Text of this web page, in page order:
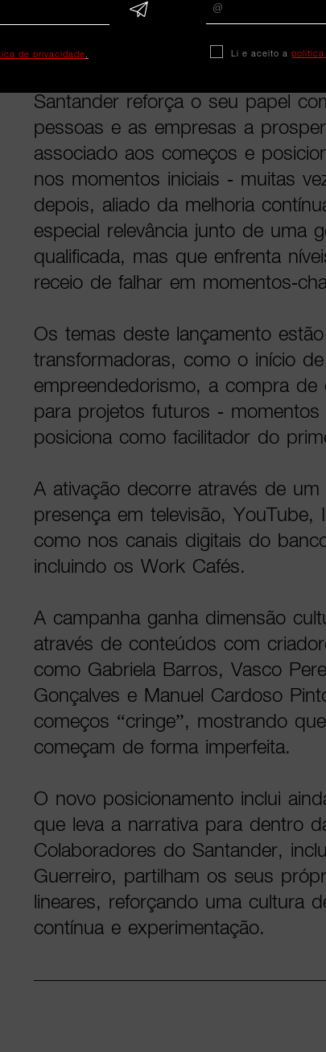
A campanha assume uma
começos perfeitos. É
momento para começar é
Santander reforça o seu papel
pessoas e as empresas a
associado aos começos e
nos momentos iniciais - muitas
depois, aliado da melhoria
especial relevância junto de uma
qualificada, mas que enfrenta
receio de falhar em momentos-
Os temas deste lançamento
transformadoras, como o início
empreendedorismo, a compra
para projetos futuros -
posiciona como facilitador do
A ativação decorre através de
presença em televisão, YouTube,
como nos canais digitais do
incluindo os Work Cafés.
A campanha ganha dimensão
através de conteúdos com
como Gabriela Barros, Vasco
Gonçalves e Manuel Cardoso
começos “cringe”, mostrando
começam de forma imperfeita.
O novo posicionamento inclui
que leva a narrativa para dentro
Colaboradores do Santander,
Guerreiro, partilham os seus
lineares, reforçando uma cultura
contínua e experimentação.
de privacidade. Li e aceito a política